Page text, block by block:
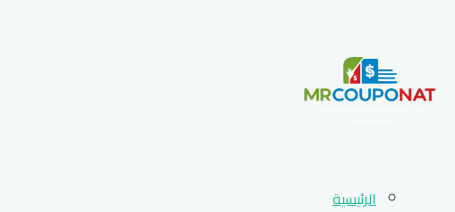
الرئيسية